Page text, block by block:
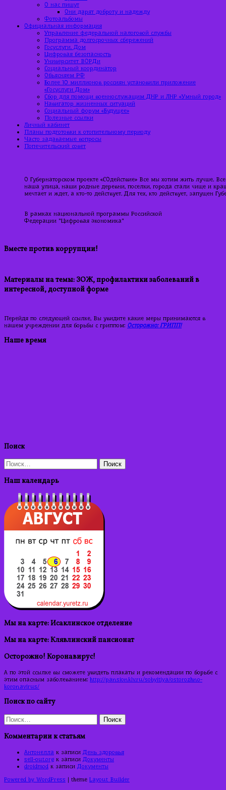
О нас пишут
Они дарят доброту и надежду
Фотоальбомы
Официальная информация
Управление федеральной налоговой службы
Программа долгосрочных сбережений
Госуслуги. Дом
Цифровая безопасность
Университет ВОРДи
Социальный координатор
Объясняем РФ
Более 10 миллионов россиян установили приложение
«Госуслуги Дом»
Сбор для помощи военнослужащим ДНР и ЛНР «Умный город»
Навигатор жизненных ситуаций
Социальный форум «Будущее»
Полезные ссылки
Личный кабинет
Планы подготовки к отопительному периоду
Часто задаваемые вопросы
Попечительский совет
О Губернаторском проекте «СОдействие» Все мы хотим жить лучше.
наша улица, наши родные деревни, поселки, города стали чище и
мечтает и ждет, а кто-то действует. Для тех, кто действует, запущен
В рамках национальной программы Российской
Федерации "Цифровая экономика"
Вместе против коррупции!
Материалы на темы: ЗОЖ, профилактики заболеваний в
интересной, доступной форме
Перейдя по следующей ссылке, Вы увидите какие меры принимаются в
нашем учреждении для борьбы с гриппом: Осторожно: ГРИПП!
Наше время
Поиск
Найти:
Наш календарь
Мы на карте: Исаклинское отделение
Мы на карте: Клявлинский пансионат
Осторожно! Коронавирус!
А по этой ссылке вы сможете увидеть плакаты и рекомендации по борьбе с
этим опасным заболеванием: http://pansionklv.ru/sobyitiya/ostorozhno-
koronavirus/
Поиск по сайту
Найти:
Комментарии к статьям
Антонелла к записи День здоровья
sell-out.org к записи Документы
droidmod к записи Документы
Powered by WordPress | theme Layout Builder